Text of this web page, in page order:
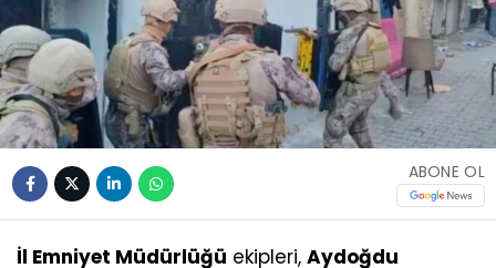
ABONE OL
İl Emniyet Müdürlüğü ekipleri, Aydoğdu